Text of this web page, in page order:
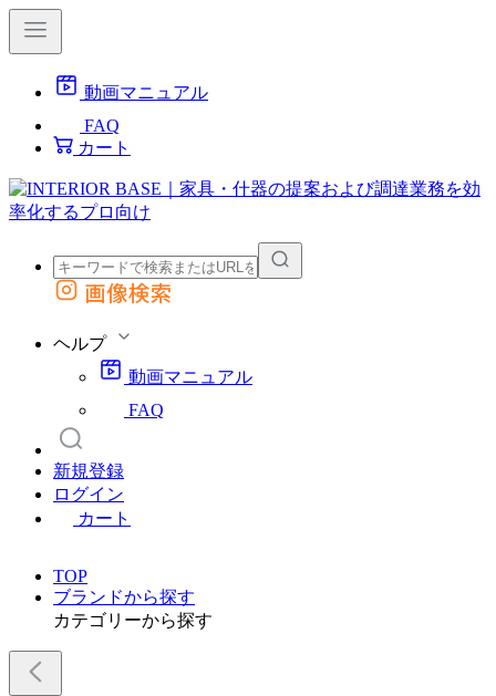
動画マニュアル
FAQ
カート
外部サイトの商品をカートに追加
画像検索
ヘルプ
動画マニュアル
FAQ
新規登録
ログイン
カート
TOP
ブランドから探す
カテゴリーから探す